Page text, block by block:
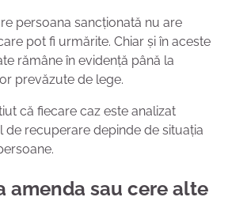
persoana sancționată nu are
pot fi urmărite. Chiar și în aceste
rămâne în evidență până la
prevăzute de lege.
că fiecare caz este analizat
de recuperare depinde de situația
amenda sau cere alte